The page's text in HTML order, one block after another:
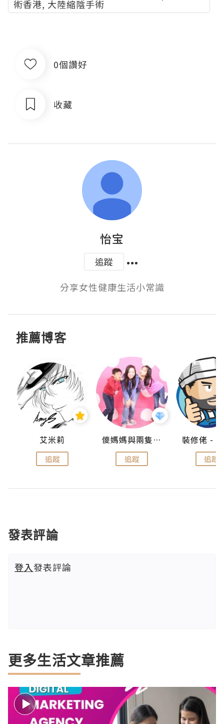
術香港, 大陸縮陰手術
0個讚好
收藏
怡宝
追蹤
分享女性健康生活小常識
推薦博客
艾米莉
追蹤
儍媽媽與兩隻小魔怪之家
追蹤 追蹤
發表評論
登入發表評論
更多生活文章推薦